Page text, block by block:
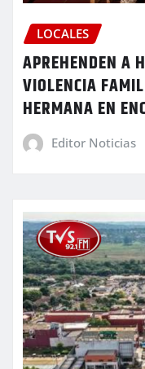
LOCALES
APREHENDEN A
VIOLENCIA
HERMANA EN
Editor Noticias